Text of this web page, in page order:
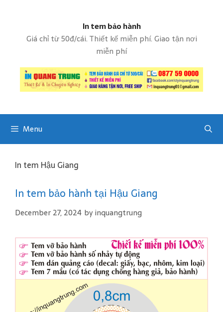
t
In tem bảo hành
Giá chỉ từ 50đ/cái. Thiết kế miễn phí. Giao tận nơi
miễn phí
Menu
In tem Hậu Giang
​In tem bảo hành tại Hậu Giang
December 27, 2024 by inquangtrung